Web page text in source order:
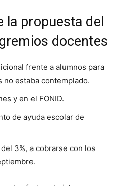
la propuesta del
docentes
frente a alumnos para
estaba contemplado.
y en el FONID.
de ayuda escolar de
3%, a cobrarse con los